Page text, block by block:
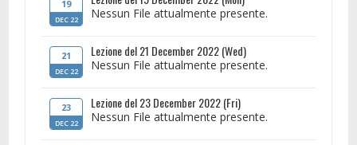
19
DEC 22 Nessun File attualmente presente.
21
DEC 22
Lezione del 21 December 2022 (Wed)
Nessun File attualmente presente.
23
DEC 22
Lezione del 23 December 2022 (Fri)
Nessun File attualmente presente.